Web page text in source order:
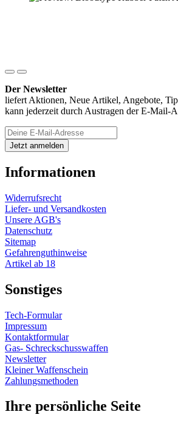
Der Newsletter
liefert Aktionen, Neue Artikel, Angebote,
kann jederzeit durch Austragen der E-Mail-
Informationen
Widerrufsrecht
Liefer- und Versandkosten
Unsere AGB's
Datenschutz
Sitemap
Gefahrenguthinweise
Artikel ab 18
Sonstiges
Tech-Formular
Impressum
Kontaktformular
Gas- Schreckschusswaffen
Newsletter
Kleiner Waffenschein
Zahlungsmethoden
Ihre persönliche Seite